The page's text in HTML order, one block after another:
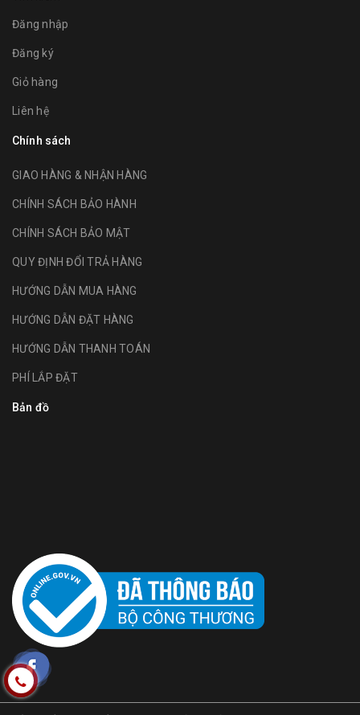
Đăng nhập
Đăng ký
Giỏ hàng
Liên hệ
Chính sách
GIAO HÀNG & NHẬN HÀNG
CHÍNH SÁCH BẢO HÀNH
CHÍNH SÁCH BẢO MẬT
QUY ĐỊNH ĐỔI TRẢ HÀNG
HƯỚNG DẪN MUA HÀNG
HƯỚNG DẪN ĐẶT HÀNG
HƯỚNG DẪN THANH TOÁN
PHÍ LẮP ĐẶT
Bản đồ